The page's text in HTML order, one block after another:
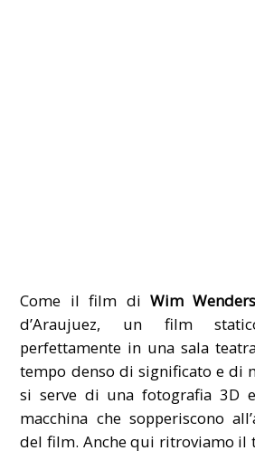
Come il film di Wim Wenders
d’Araujuez, un film
perfettamente in una sala
tempo denso di significato e di
si serve di una fotografia 3D
macchina che sopperiscono
del film. Anche qui ritroviamo il